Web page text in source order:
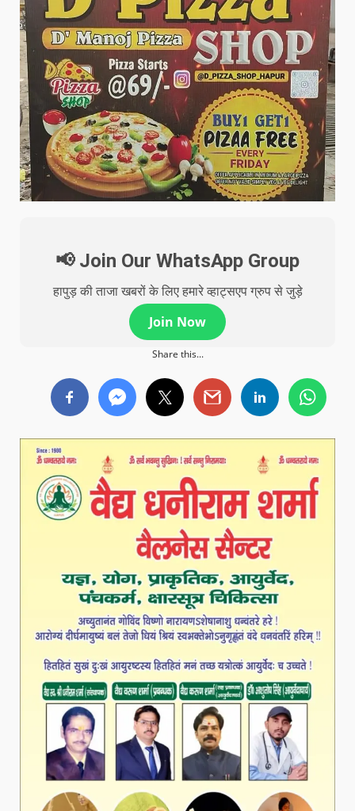
📢 Join Our WhatsApp Group
हापुड़ की ताजा खबरों के लिए हमारे व्हाट्सएप ग्रुप से जुड़े
Join Now
Share this...